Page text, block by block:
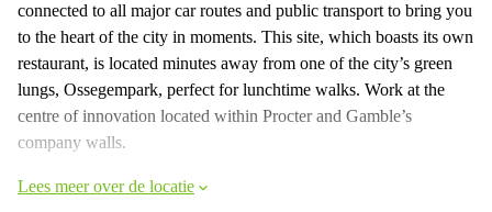
connected to all major car routes and public transport to bring you
to the heart of the city in moments. This site, which boasts its own
restaurant, is located minutes away from one of the city’s green
lungs, Ossegempark, perfect for lunchtime walks. Work at the
centre of innovation located within Procter and Gamble’s
company walls.
Lees meer over de locatie